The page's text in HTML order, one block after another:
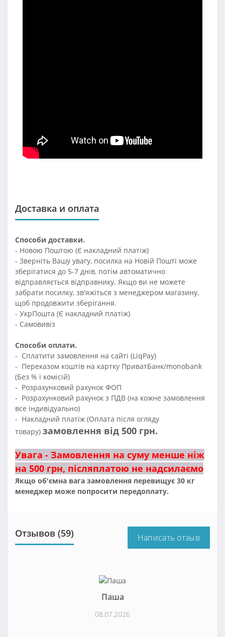
Доставка и оплата
Способи доставки.
- Новою Поштою (Є накладний платіж)
- Зверніть Вашу увагу, посилка на Новій Пошті може
зберігатися до 5-7 днів, потім автоматично
відправляється відправнику. Якщо ви не можете
забрати посилку, зв'яжіться з менеджером магазину,
щоб продовжити зберігання.
- УкрПошта (Є накладний платіж)
- Самовивіз
Способи оплати.
- Сплатити замовлення на сайті (LiqPay)
- Переказом коштів на картку ПриватБанк/monobank
(Без % і комісій)
- Розрахунковий рахунок ФОП
- Розрахунковий рахунок з ПДВ (на кожне замовлення
все індивідуально)
- Накладний платіж (Оплата після огляду
товару) замовлення від 500 грн.
Увага - Замовлення на суму менше ніж
на 500 грн, післяплатою не надсилаємо
Якщо об'ємна вага замовлення перевищує 30 кг
менеджер може попросити передоплату.
Отзывов (59) Написать отзыв
Паша
08.07.2026